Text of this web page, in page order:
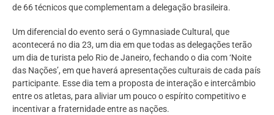
de 66 técnicos que complementam a delegação brasileira.
Um diferencial do evento será o Gymnasiade Cultural, que
acontecerá no dia 23, um dia em que todas as delegações terão
um dia de turista pelo Rio de Janeiro, fechando o dia com ‘Noite
das Nações’, em que haverá apresentações culturais de cada país
participante. Esse dia tem a proposta de interação e intercâmbio
entre os atletas, para aliviar um pouco o espírito competitivo e
incentivar a fraternidade entre as nações.